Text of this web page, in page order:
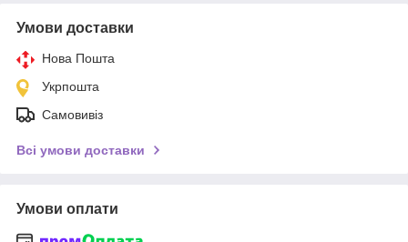
Умови доставки
Нова Пошта
Укрпошта
Самовивіз
Всі умови доставки
Умови оплати